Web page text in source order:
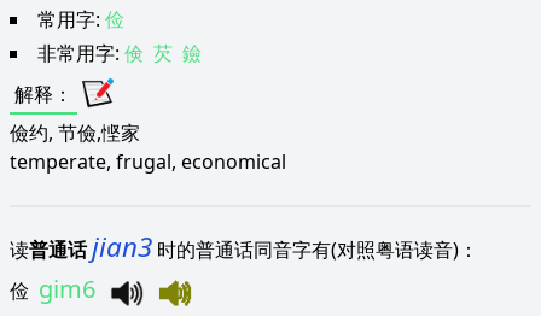
常用字: 俭
非常用字: 倹 芡 鐱
解释 ：
儉约, 节儉,悭家
temperate, frugal, economical
读普通话jian3 时的普通话同音字有(对照粤语读音)：
俭 gim6